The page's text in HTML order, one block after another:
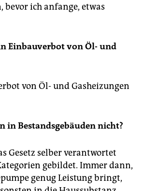
bevor ich anfange, etwas
Einbauverbot von Öl- und
von Öl- und Gasheizungen
in Bestandsgebäuden nicht?
Gesetz selber verantwortet
gebildet. Immer dann,
genug Leistung bringt,